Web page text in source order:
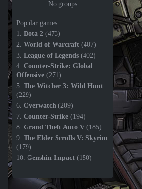
No groups
Popular games:
1. Dota 2 (473)
2. World of Warcraft (407)
3. League of Legends (402)
4. Counter-Strike: Global
Offensive (271)
5. The Witcher 3: Wild Hunt
(229)
6. Overwatch (209)
7. Counter-Strike (194)
8. Grand Theft Auto V (185)
9. The Elder Scrolls V: Skyrim
(179)
10. Genshin Impact (150)